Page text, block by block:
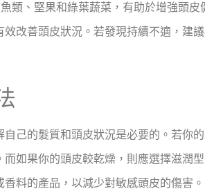
類、堅果和綠葉蔬菜，有助於增強頭皮
改善頭皮狀況。若發現持續不適，建
己的髮質和頭皮狀況是必要的。若你的
如果你的頭皮較乾燥，則應選擇滋潤
料的產品，以減少對敏感頭皮的傷害。